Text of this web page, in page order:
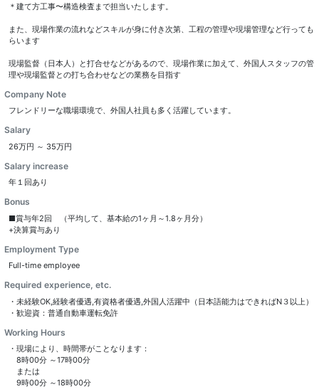
＊建て方工事〜構造検査まで担当いたします。
また、現場作業の流れなどスキルが身に付き次第、工程の管理や現場管理など行っても
らいます
現場監督（日本人）と打合せなどがあるので、現場作業に加えて、外国人スタッフの管
理や現場監督との打ち合わせなどの業務を目指す
Company Note
フレンドリーな職場環境で、外国人社員も多く活躍しています。
Salary
26万円 ～ 35万円
Salary increase
年１回あり
Bonus
■賞与年2回 （平均して、基本給の1ヶ月～1.8ヶ月分）
Employment Type
Full-time employee
Required experience, etc.
・未経験OK,経験者優遇,有資格者優遇,外国人活躍中（日本語能力はできればN３以上）
・歓迎資：普通自動車運転免許
Working Hours
・現場により、時間帯がことなります：
8時00分 ～17時00分
または
9時00分 ～18時00分